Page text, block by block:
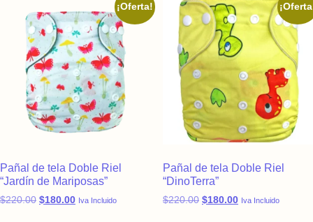
¡Oferta!
Pañal de tela Doble Riel
“Jardín de Mariposas”
$220.00 Original price was: $220.00.
$180.00Current price is: $180.00.
Iva Incluido
Pañal de tela Doble Riel
“DinoTerra”
$220.00 Original price was:
$180.00Current price is:
Iva Incluido